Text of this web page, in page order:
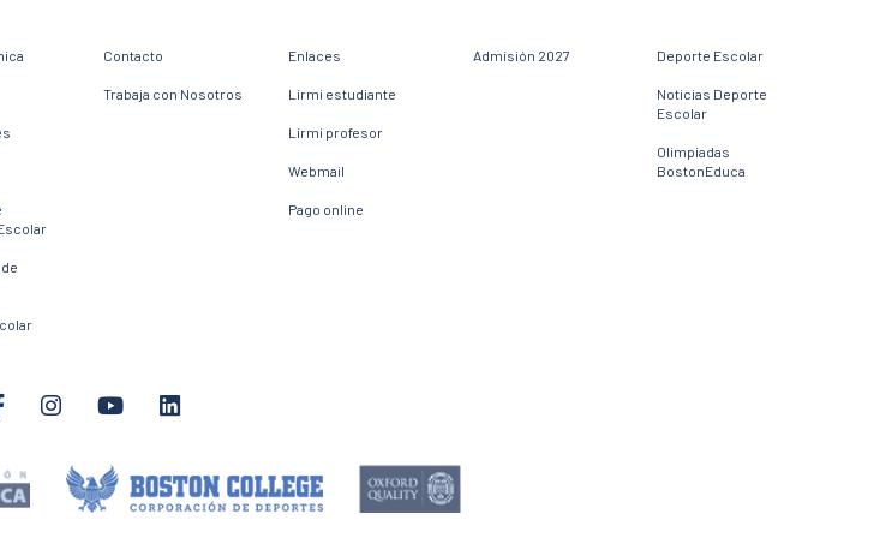
Contacto
Trabaja con Nosotros
Enlaces
Lirmi estudiante
Lirmi profesor
Webmail
Pago online
Admisión 2027 Deporte Escolar
Noticias Deporte
Escolar
Olimpiadas
BostonEduca